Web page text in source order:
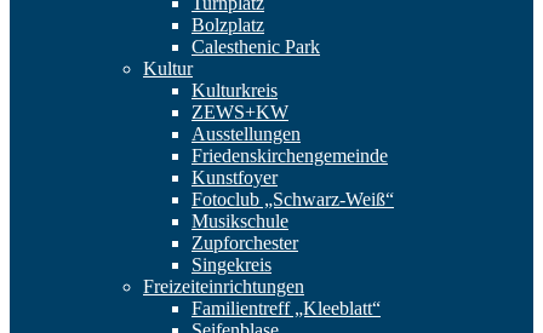
Bolzplatz
Calesthenic Park
Kultur
Kulturkreis
ZEWS+KW
Ausstellungen
Friedenskirchengemeinde
Kunstfoyer
Fotoclub „Schwarz-Weiß“
Musikschule
Zupforchester
Singekreis
Freizeiteinrichtungen
Familientreff „Kleeblatt“